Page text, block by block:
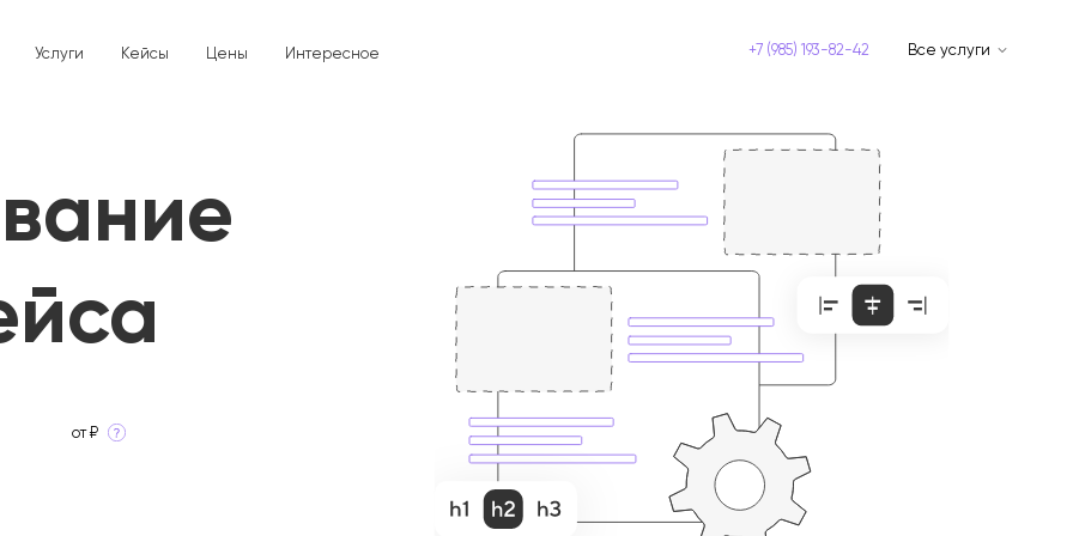
Услуги Кейсы Цены Интересное +7 (985) 193-82-42 Все услуги
SMM
PPC
Вопрос/Ответ
от ₽